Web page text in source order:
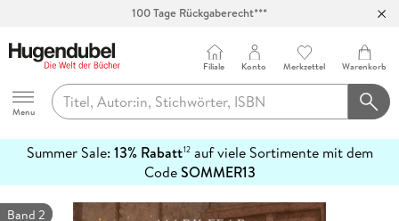
100 Tage Rückgaberecht***
Hugendubel
Menu
Filiale Konto Merkzettel Warenkorb
Summer Sale: 13% Rabatt12auf viele Sortimente mit dem
CodeSOMMER13
erfahren
Band 2